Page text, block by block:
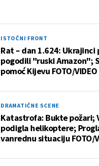
ISTOČNI FRONT
Rat – dan 1.624: Ukrajinci
pogodili "ruski Amazon";
pomoć Kijevu FOTO/VIDEO
DRAMATIČNE SCENE
Katastrofa: Bukte požari;
podigla helikoptere;
vanrednu situaciju FOTO/